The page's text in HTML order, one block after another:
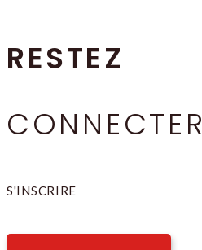
RESTEZ
CONNECTER
S'INSCRIRE